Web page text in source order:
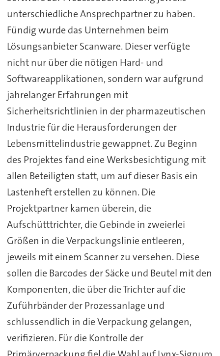
unterschiedliche Ansprechpartner zu haben.
Fündig wurde das Unternehmen beim
Lösungsanbieter Scanware. Dieser verfügte
nicht nur über die nötigen Hard- und
Softwareapplikationen, sondern war aufgrund
jahrelanger Erfahrungen mit
Sicherheitsrichtlinien in der pharmazeutischen
Industrie für die Herausforderungen der
Lebensmittelindustrie gewappnet. Zu Beginn
des Projektes fand eine Werksbesichtigung mit
allen Beteiligten statt, um auf dieser Basis ein
Lastenheft erstellen zu können. Die
Projektpartner kamen überein, die
Aufschütttrichter, die Gebinde in zweierlei
Größen in die Verpackungslinie entleeren,
jeweils mit einem Scanner zu versehen. Diese
sollen die Barcodes der Säcke und Beutel mit den
Komponenten, die über die Trichter auf die
Zuführbänder der Prozessanlage und
schlussendlich in die Verpackung gelangen,
verifizieren. Für die Kontrolle der